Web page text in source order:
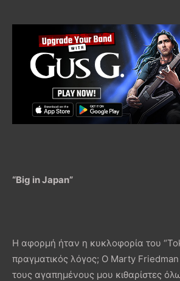
“Big in Japan”
Η αφορμή ήταν η κυκλοφορία του
πραγματικός λόγος; Ο Marty Friedman
τους αγαπημένους μου κιθαρίστες